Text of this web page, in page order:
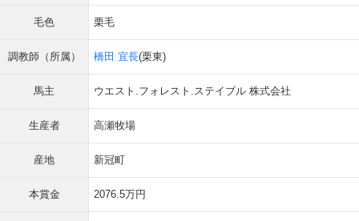
毛色 栗毛
調教師（所属） 橋田 宜長(栗東)
馬主 ウエスト.フォレスト.ステイブル 株式会社
生産者 高瀬牧場
産地 新冠町
本賞金 2076.5万円